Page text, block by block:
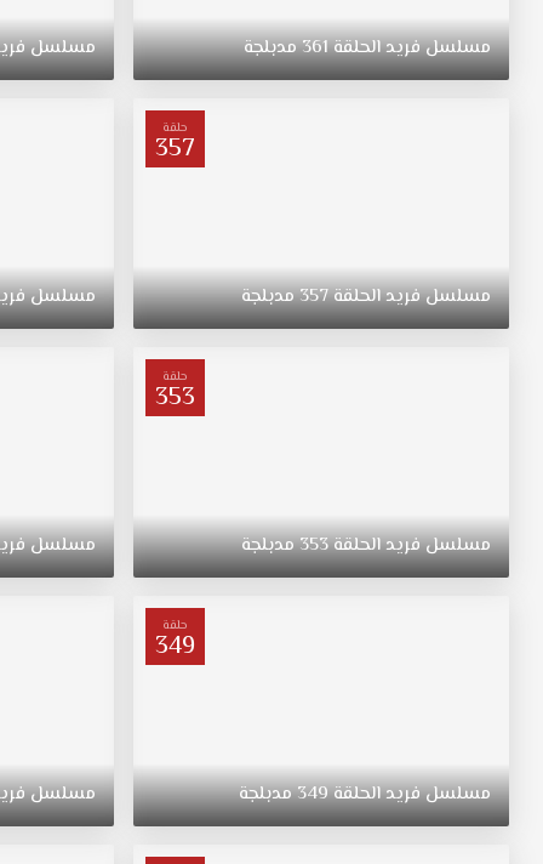
عائلة
غنية
من
مدبلج
الحلقة
مسلسل
فريد
الطائش
والمتهور
درسا،
مسلسلفريدالحلقة361مدبلجة مسلسل
حلقة
357
مسلسلفريدالحلقة357مدبلجة مسلسل
حلقة
353
مسلسلفريدالحلقة353مدبلجة مسلسل
حلقة
349
مسلسلفريدالحلقة349مدبلجة مسلسل